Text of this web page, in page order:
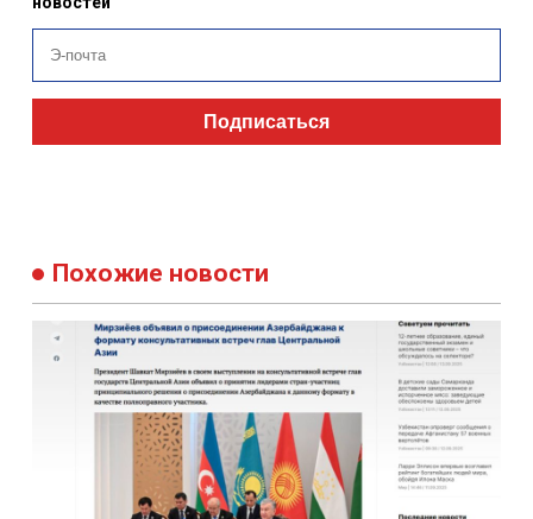
Подписаться
Похожие новости